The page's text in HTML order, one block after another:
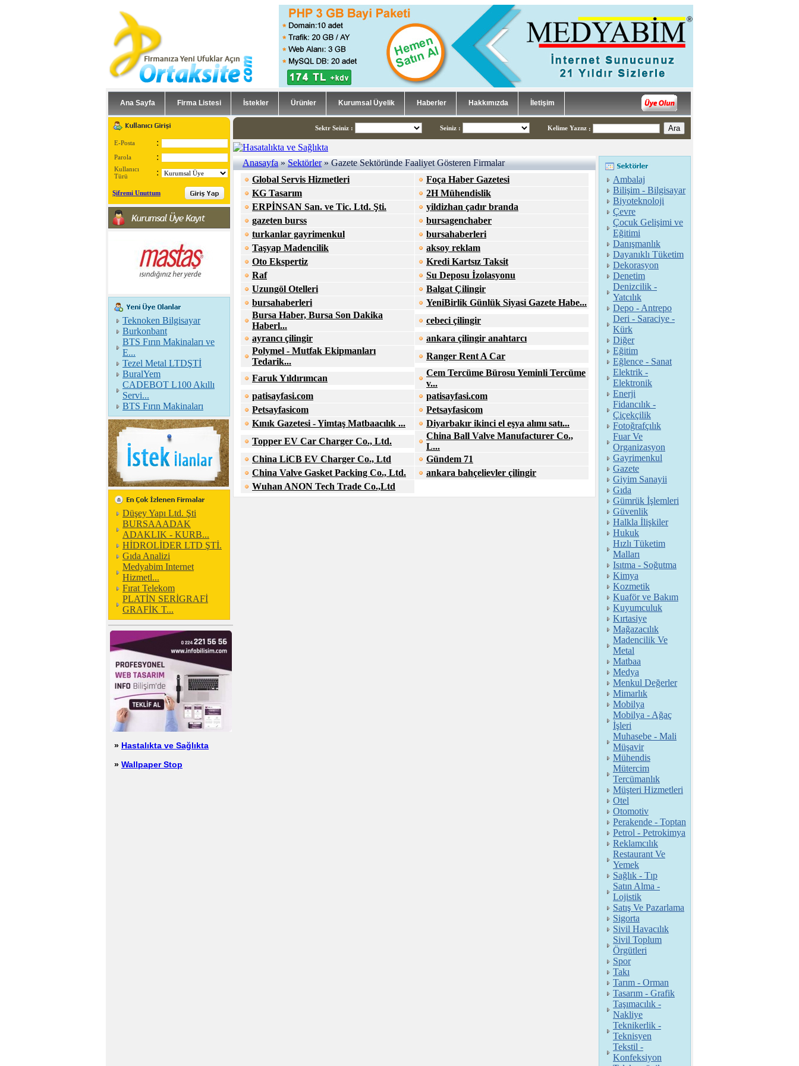
Ana Sayfa Firma Listesi İstekler Ürünler Kurumsal Üyelik Haberler Hakkımızda İletişim
E-Posta :
Parola :
Kullanıcı
Türü
:
Şifremi Unuttum
Teknoken Bilgisayar
Burkonbant
BTS Fırın Makinaları ve
E...
Tezel Metal LTDŞTİ
BuralYem
CADEBOT L100 Akıllı
Servi...
BTS Fırın Makinaları
Düşey Yapı Ltd. Şti
BURSAAADAK
ADAKLIK - KURB...
HİDROLİDER LTD ŞTİ.
Gıda Analizi
Medyabim Internet
Hizmetl...
Fırat Telekom
PLATİN SERİGRAFİ
GRAFİK T...
» Hastalıkta ve Sağlıkta
» Wallpaper Stop
Sektr Seiniz : Seiniz : Kelime Yaznz :
Anasayfa»Sektörler» Gazete Sektöründe Faaliyet Gösteren Firmalar
Global Servis Hizmetleri
Foça Haber Gazetesi
KG Tasarım
2H Mühendislik
ERPİNSAN San. ve Tic. Ltd. Şti.
yildizhan çadır branda
gazeten burss
bursagenchaber
turkanlar gayrimenkul
bursahaberleri
Taşyap Madencilik
aksoy reklam
Oto Ekspertiz
Kredi Kartsız Taksit
Raf
Su Deposu İzolasyonu
Uzungöl Otelleri
Balgat Çilingir
bursahaberleri
YeniBirlik Günlük Siyasi Gazete Habe...
Bursa Haber, Bursa Son Dakika
Haberl...
cebeci çilingir
ayrancı çilingir
ankara çilingir anahtarcı
Polymel - Mutfak Ekipmanları
Tedarik...
Ranger Rent A Car
Faruk Yıldırımcan
Cem Tercüme Bürosu Yeminli Tercüme
v...
patisayfasi.com
patisayfasi.com
Petsayfasicom
Petsayfasicom
Kınık Gazetesi - Yimtaş Matbaacılık ...
Diyarbakır ikinci el eşya alımı satı...
Topper EV Car Charger Co., Ltd.
China Ball Valve Manufacturer Co.,
L...
China LiCB EV Charger Co., Ltd
Gündem 71
China Valve Gasket Packing Co., Ltd.
ankara bahçelievler çilingir
Wuhan ANON Tech Trade Co.,Ltd
Ambalaj
Bilişim - Bilgisayar
Biyoteknoloji
Çevre
Çocuk Gelişimi ve
Eğitimi
Danışmanlık
Dayanıklı Tüketim
Dekorasyon
Denetim
Denizcilik -
Yatcılık
Depo - Antrepo
Deri - Saraciye -
Kürk
Diğer
Eğitim
Eğlence - Sanat
Elektrik -
Elektronik
Enerji
Fidancılık -
Çiçekçilik
Fotoğrafçılık
Fuar Ve
Organizasyon
Gayrimenkul
Gazete
Giyim Sanayii
Gıda
Gümrük İşlemleri
Güvenlik
Halkla İlişkiler
Hukuk
Hızlı Tüketim
Malları
Isıtma - Soğutma
Kimya
Kozmetik
Kuaför ve Bakım
Kuyumculuk
Kırtasiye
Mağazacılık
Madencilik Ve
Metal
Matbaa
Medya
Menkul Değerler
Mimarlık
Mobilya
Mobilya - Ağaç
İşleri
Muhasebe - Mali
Müşavir
Mühendis
Mütercim
Tercümanlık
Müşteri Hizmetleri
Otel
Otomotiv
Perakende - Toptan
Petrol - Petrokimya
Reklamcılık
Restaurant Ve
Yemek
Sağlık - Tıp
Satın Alma -
Lojistik
Satış Ve Pazarlama
Sigorta
Sivil Havacılık
Sivil Toplum
Örgütleri
Spor
Takı
Tarım - Orman
Tasarım - Grafik
Taşımacılık -
Nakliye
Teknikerlik -
Teknisyen
Tekstil -
Konfeksiyon